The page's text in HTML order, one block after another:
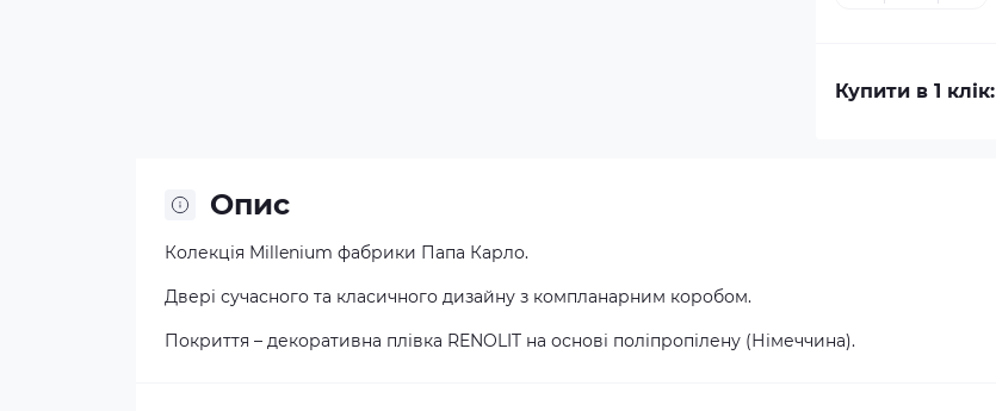
Купити в 1 клік:
Опис
Колекція Millenium фабрики Папа Карло.
Двері сучасного та класичного дизайну з компланарним коробом.
Покриття – декоративна плівка RENOLIT на основі поліпропілену (Німеччина).